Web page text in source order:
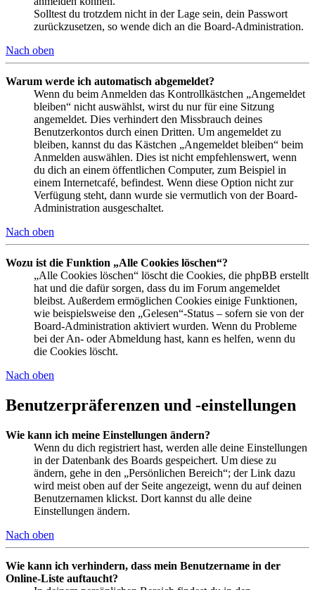
Solltest du trotzdem nicht in der Lage sein, dein Passwort
zurückzusetzen, so wende dich an die Board-Administration.
Nach oben
Warum werde ich automatisch abgemeldet?
Wenn du beim Anmelden das Kontrollkästchen „Angemeldet
bleiben“ nicht auswählst, wirst du nur für eine Sitzung
angemeldet. Dies verhindert den Missbrauch deines
Benutzerkontos durch einen Dritten. Um angemeldet zu
bleiben, kannst du das Kästchen „Angemeldet bleiben“ beim
Anmelden auswählen. Dies ist nicht empfehlenswert, wenn
du dich an einem öffentlichen Computer, zum Beispiel in
einem Internetcafé, befindest. Wenn diese Option nicht zur
Verfügung steht, dann wurde sie vermutlich von der Board-
Administration ausgeschaltet.
Nach oben
Wozu ist die Funktion „Alle Cookies löschen“?
„Alle Cookies löschen“ löscht die Cookies, die phpBB erstellt
hat und die dafür sorgen, dass du im Forum angemeldet
bleibst. Außerdem ermöglichen Cookies einige Funktionen,
wie beispielsweise den „Gelesen“-Status – sofern sie von der
Board-Administration aktiviert wurden. Wenn du Probleme
bei der An- oder Abmeldung hast, kann es helfen, wenn du
die Cookies löscht.
Nach oben
Benutzerpräferenzen und -einstellungen
Wie kann ich meine Einstellungen ändern?
Wenn du dich registriert hast, werden alle deine Einstellungen
in der Datenbank des Boards gespeichert. Um diese zu
ändern, gehe in den „Persönlichen Bereich“; der Link dazu
wird meist oben auf der Seite angezeigt, wenn du auf deinen
Benutzernamen klickst. Dort kannst du alle deine
Einstellungen ändern.
Nach oben
Wie kann ich verhindern, dass mein Benutzername in der
Online-Liste auftaucht?